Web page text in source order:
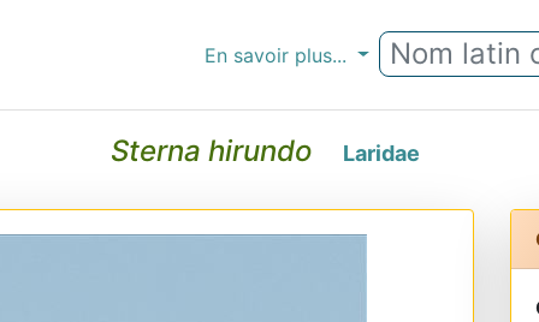
En savoir plus...
Sterna hirundo Laridae